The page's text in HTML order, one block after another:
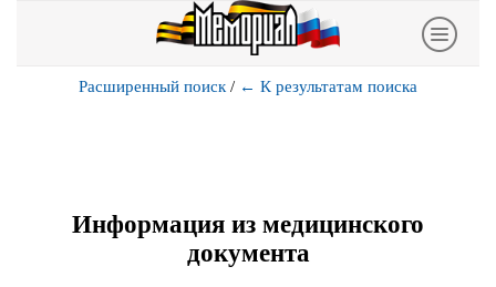
Расширенный поиск / ← К результатам поиска
Информация из медицинского
документа